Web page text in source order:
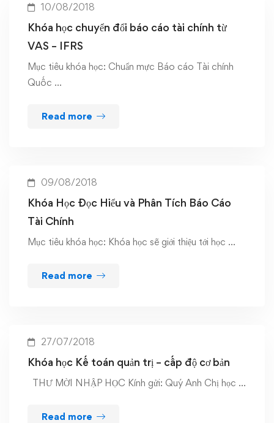
10/08/2018
Khóa học chuyển đổi báo cáo tài chính từ
VAS – IFRS
Mục tiêu khóa học: Chuẩn mực Báo cáo Tài chính
Quốc …
Read more
09/08/2018
Khóa Học Đọc Hiểu và Phân Tích Báo Cáo
Tài Chính
Mục tiêu khóa học: Khóa học sẽ giới thiệu tới học …
Read more
27/07/2018
Khóa học Kế toán quản trị – cấp độ cơ bản
THƯ MỜI NHẬP HỌC Kính gửi: Quý Anh Chị học …
Read more